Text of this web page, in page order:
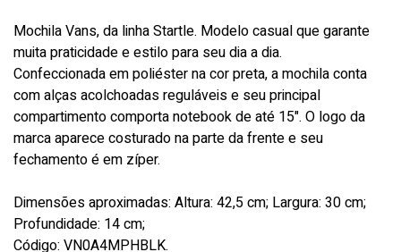
Mochila Vans, da linha Startle. Modelo casual que garante
muita praticidade e estilo para seu dia a dia.
Confeccionada em poliéster na cor preta, a mochila conta
com alças acolchoadas reguláveis e seu principal
compartimento comporta notebook de até 15". O logo da
marca aparece costurado na parte da frente e seu
fechamento é em zíper.
Dimensões aproximadas: Altura: 42,5 cm; Largura: 30 cm;
Profundidade: 14 cm;
Código: VN0A4MPHBLK.